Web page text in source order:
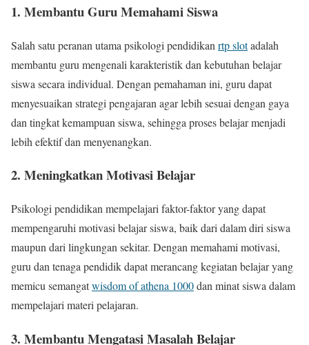
1. Membantu Guru Memahami Siswa
Salah satu peranan utama psikologi pendidikan rtp slotadalah
membantu guru mengenali karakteristik dan kebutuhan belajar
siswa secara individual. Dengan pemahaman ini, guru dapat
menyesuaikan strategi pengajaran agar lebih sesuai dengan gaya
dan tingkat kemampuan siswa, sehingga proses belajar menjadi
lebih efektif dan menyenangkan.
2. Meningkatkan Motivasi Belajar
Psikologi pendidikan mempelajari faktor-faktor yang dapat
mempengaruhi motivasi belajar siswa, baik dari dalam diri siswa
maupun dari lingkungan sekitar. Dengan memahami motivasi,
guru dan tenaga pendidik dapat merancang kegiatan belajar yang
memicu semangatwisdom of athena 1000dan minat siswa dalam
mempelajari materi pelajaran.
3. Membantu Mengatasi Masalah Belajar